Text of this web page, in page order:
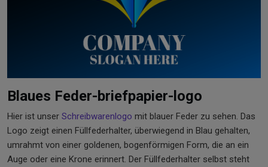
Blaues Feder-briefpapier-logo
Hier ist unser Schreibwarenlogo mit blauer Feder zu sehen. Das
Logo zeigt einen Füllfederhalter, überwiegend in Blau gehalten,
umrahmt von einer goldenen, bogenförmigen Form, die an ein
Auge oder eine Krone erinnert. Der Füllfederhalter selbst steht